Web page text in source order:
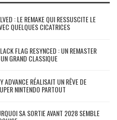
: LE REMAKE QUI RESSUSCITE LE
QUELQUES CICATRICES
FLAG RESYNCED : UN REMASTER
GRAND CLASSIQUE
RÉALISAIT UN RÊVE DE
NINTENDO PARTOUT
SA SORTIE AVANT 2028 SEMBLE